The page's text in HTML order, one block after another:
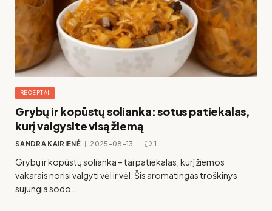
RECEPTAI
Grybų ir kopūstų solianka: sotus patiekalas,
kurį valgysite visą žiemą
SANDRA KAIRIENĖ 2025-08-13 1
Grybų ir kopūstų solianka – tai patiekalas, kurį žiemos
vakarais norisi valgyti vėl ir vėl. Šis aromatingas troškinys
sujungia sodo…